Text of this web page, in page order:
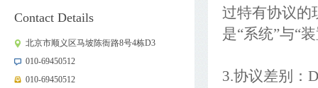
过特有协议的
是“系统”与“
3.协议差别：
Contact Details
北京市顺义区马坡陈衙路8号4栋D3
010-69450512
010-69450512